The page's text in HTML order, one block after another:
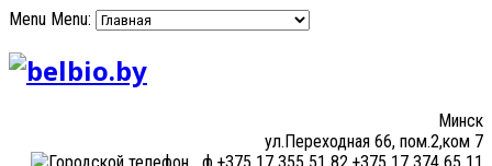
Menu Menu:
Минск
ул.Переходная 66, пом.2,ком 7